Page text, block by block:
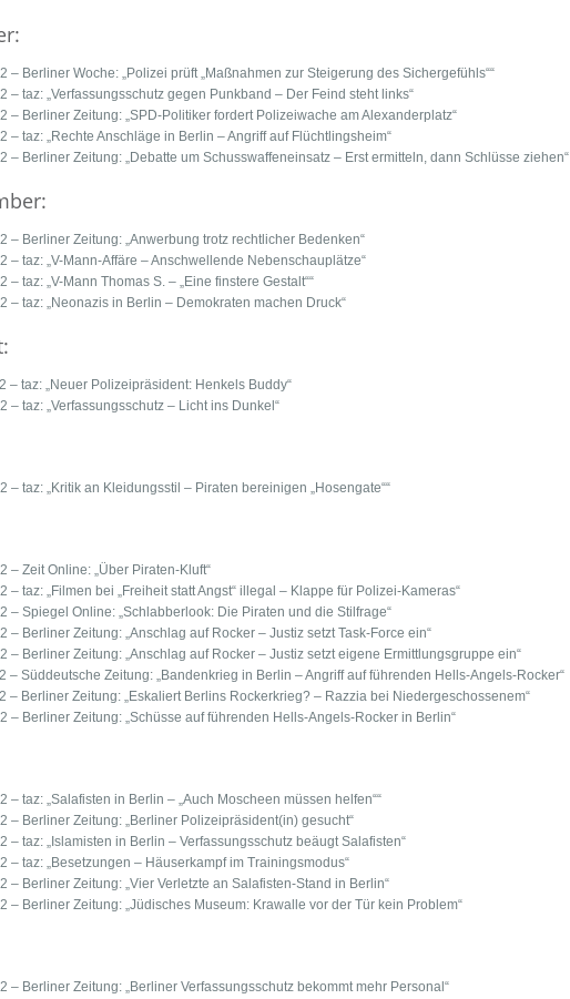
– Berliner Woche: „Polizei prüft „Maßnahmen zur Steigerung des Sichergefühls““
– taz: „Verfassungsschutz gegen Punkband – Der Feind steht links“
– Berliner Zeitung: „SPD-Politiker fordert Polizeiwache am Alexanderplatz“
– taz: „Rechte Anschläge in Berlin – Angriff auf Flüchtlingsheim“
– Berliner Zeitung: „Debatte um Schusswaffeneinsatz – Erst ermitteln, dann Schlüsse ziehen“
– Berliner Zeitung: „Anwerbung trotz rechtlicher Bedenken“
– taz: „V-Mann-Affäre – Anschwellende Nebenschauplätze“
– taz: „V-Mann Thomas S. – „Eine finstere Gestalt““
– taz: „Neonazis in Berlin – Demokraten machen Druck“
– taz: „Neuer Polizeipräsident: Henkels Buddy“
– taz: „Verfassungsschutz – Licht ins Dunkel“
– taz: „Kritik an Kleidungsstil – Piraten bereinigen „Hosengate““
– Zeit Online: „Über Piraten-Kluft“
– taz: „Filmen bei „Freiheit statt Angst“ illegal – Klappe für Polizei-Kameras“
– Spiegel Online: „Schlabberlook: Die Piraten und die Stilfrage“
– Berliner Zeitung: „Anschlag auf Rocker – Justiz setzt Task-Force ein“
– Berliner Zeitung: „Anschlag auf Rocker – Justiz setzt eigene Ermittlungsgruppe ein“
– Süddeutsche Zeitung: „Bandenkrieg in Berlin – Angriff auf führenden Hells-Angels-Rocker“
– Berliner Zeitung: „Eskaliert Berlins Rockerkrieg? – Razzia bei Niedergeschossenem“
– Berliner Zeitung: „Schüsse auf führenden Hells-Angels-Rocker in Berlin“
– taz: „Salafisten in Berlin – „Auch Moscheen müssen helfen““
– Berliner Zeitung: „Berliner Polizeipräsident(in) gesucht“
– taz: „Islamisten in Berlin – Verfassungsschutz beäugt Salafisten“
– taz: „Besetzungen – Häuserkampf im Trainingsmodus“
– Berliner Zeitung: „Vier Verletzte an Salafisten-Stand in Berlin“
– Berliner Zeitung: „Jüdisches Museum: Krawalle vor der Tür kein Problem“
– Berliner Zeitung: „Berliner Verfassungsschutz bekommt mehr Personal“